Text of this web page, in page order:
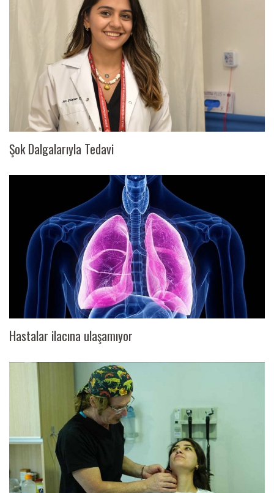
Şok Dalgalarıyla Tedavi
Hastalar ilacına ulaşamıyor